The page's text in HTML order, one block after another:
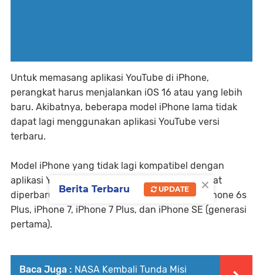
Untuk memasang aplikasi YouTube di iPhone,
perangkat harus menjalankan iOS 16 atau yang lebih
baru. Akibatnya, beberapa model iPhone lama tidak
dapat lagi menggunakan aplikasi YouTube versi
terbaru.
Model iPhone yang tidak lagi kompatibel dengan
aplikasi YouTube adalah model yang tidak dapat
diperbarui setelah iOS 15 seperti iPhone 6s, iPhone 6s
Plus, iPhone 7, iPhone 7 Plus, dan iPhone SE (generasi
pertama).
Baca Juga : NASA Kembali Tunda Misi
×
Berita Terbaru UPDATE